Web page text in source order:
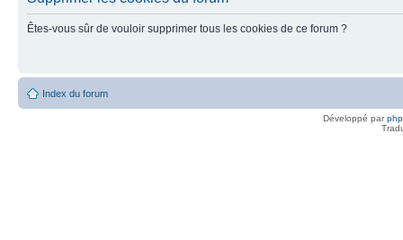
Êtes-vous sûr de vouloir supprimer tous les cookies de ce forum ?
Index du forum
Développé par